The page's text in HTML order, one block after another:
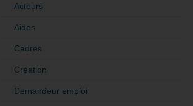
Acteurs
Aides
Cadres
Création
Demandeur emploi